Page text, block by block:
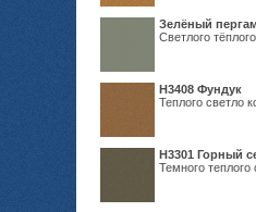
Зелёный
Светлого
Н3408 Фундук
Теплого светло
Н3301 Горный
Темного теплого